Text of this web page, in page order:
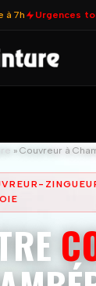
à 7h Urgences
» Couvreur à